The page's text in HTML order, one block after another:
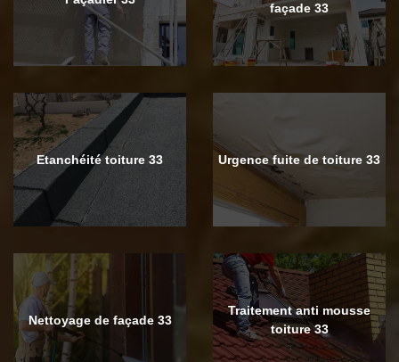
façade 33
Etanchéité toiture 33 Urgence fuite de toiture 33
Nettoyage de façade 33
Traitement anti mousse
toiture 33